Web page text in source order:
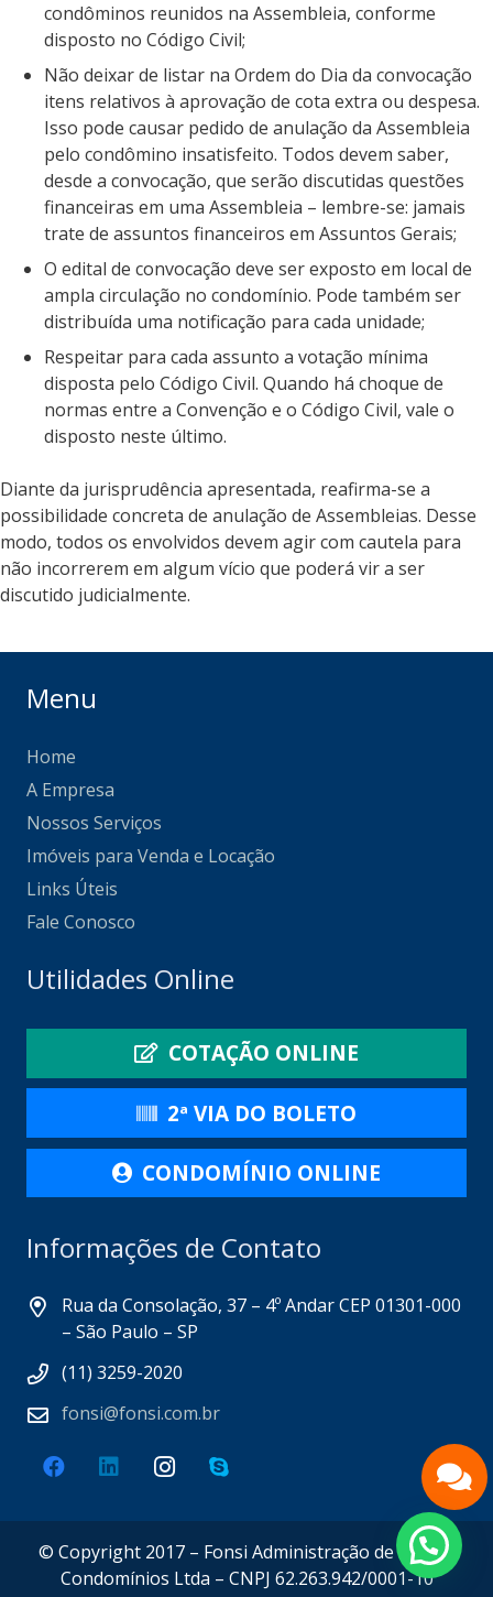
condôminos reunidos na Assembleia, conforme
disposto no Código Civil;
Não deixar de listar na Ordem do Dia da convocação
itens relativos à aprovação de cota extra ou despesa.
Isso pode causar pedido de anulação da Assembleia
pelo condômino insatisfeito. Todos devem saber,
desde a convocação, que serão discutidas questões
financeiras em uma Assembleia – lembre-se: jamais
trate de assuntos financeiros em Assuntos Gerais;
O edital de convocação deve ser exposto em local de
ampla circulação no condomínio. Pode também ser
distribuída uma notificação para cada unidade;
Respeitar para cada assunto a votação mínima
disposta pelo Código Civil. Quando há choque de
normas entre a Convenção e o Código Civil, vale o
disposto neste último.
Diante da jurisprudência apresentada, reafirma-se a
possibilidade concreta de anulação de Assembleias. Desse
modo, todos os envolvidos devem agir com cautela para
não incorrerem em algum vício que poderá vir a ser
discutido judicialmente.
Menu
Home
A Empresa
Nossos Serviços
Imóveis para Venda e Locação
Links Úteis
Fale Conosco
Utilidades Online
COTAÇÃO ONLINE
2ª VIA DO BOLETO
CONDOMÍNIO ONLINE
Informações de Contato
Rua da Consolação, 37 – 4º Andar CEP 01301-000
– São Paulo – SP
(11) 3259-2020
fonsi@fonsi.com.br
© Copyright 2017 – Fonsi Administração de Bens e
Condomínios Ltda – CNPJ 62.263.942/0001-10